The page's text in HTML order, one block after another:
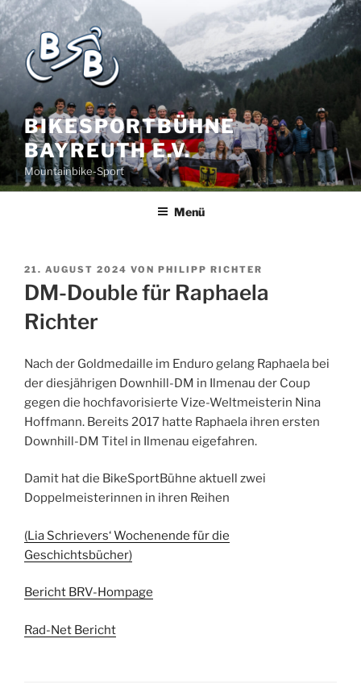
BIKESPORTBÜHNE
BAYREUTH E.V.
Mountainbike-Sport
Menü
21. AUGUST 2024 VON PHILIPP RICHTER
DM-Double für Raphaela
Richter
Nach der Goldmedaille im Enduro gelang Raphaela bei
der diesjährigen Downhill-DM in Ilmenau der Coup
gegen die hochfavorisierte Vize-Weltmeisterin Nina
Hoffmann. Bereits 2017 hatte Raphaela ihren ersten
Downhill-DM Titel in Ilmenau eigefahren.
Damit hat die BikeSportBühne aktuell zwei
Doppelmeisterinnen in ihren Reihen
(Lia Schrievers‘ Wochenende für die
Geschichtsbücher)
Bericht BRV-Hompage
Rad-Net Bericht